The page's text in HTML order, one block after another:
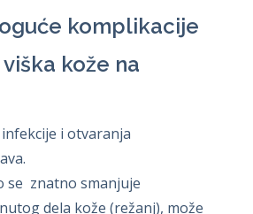
komplikacije
kože na
i otvaranja
se znatno smanjuje
dela kože (režanj), može